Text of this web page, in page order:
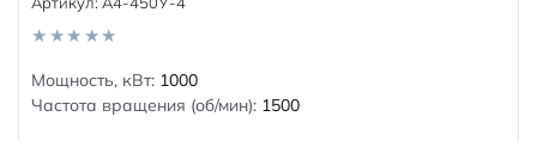
0
o
u
Мощность, кВт: 1000
Частота вращения (об/мин): 1500